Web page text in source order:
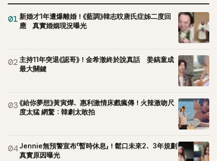
01 新婚才1年遭爆離婚！《藍調》韓志旼唐氏症姊二度回
應 真實婚姻現況曝光
02 主持11年突退《認哥》！金希澈終於說真話 姜鎬童成
最大關鍵
03《給你夢想》黃寅燁、惠利激情床戲瘋傳！火辣激吻尺
度太猛 網驚：韓劇太敢拍
04Jennie無預警宣布「暫時休息」！鬆口未來2、3年規劃
真實原因曝光